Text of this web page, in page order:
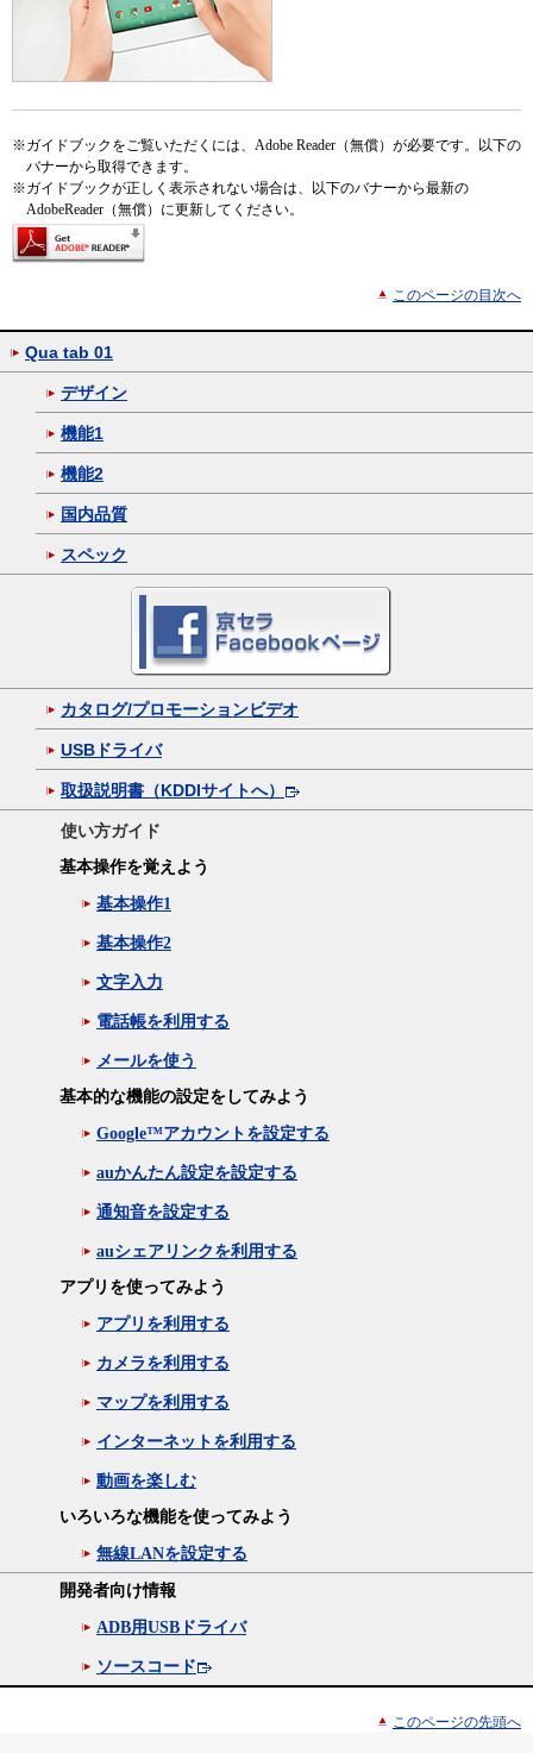
※ガイドブックをご覧いただくには、Adobe Reader（無償）が必要です。以下の
バナーから取得できます。
※ガイドブックが正しく表示されない場合は、以下のバナーから最新の
AdobeReader（無償）に更新してください。
このページの目次へ
Qua tab 01
デザイン
機能1
機能2
国内品質
スペック
カタログ/プロモーションビデオ
USBドライバ
取扱説明書（KDDIサイトへ）
使い方ガイド
基本操作を覚えよう
基本操作1
基本操作2
文字入力
電話帳を利用する
メールを使う
基本的な機能の設定をしてみよう
Google™アカウントを設定する
auかんたん設定を設定する
通知音を設定する
auシェアリンクを利用する
アプリを使ってみよう
アプリを利用する
カメラを利用する
マップを利用する
インターネットを利用する
動画を楽しむ
いろいろな機能を使ってみよう
無線LANを設定する
開発者向け情報
ADB用USBドライバ
ソースコード
このページの先頭へ